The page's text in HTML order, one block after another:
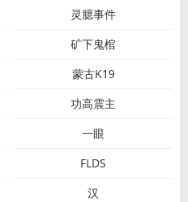
灵臆事件
矿下鬼棺
蒙古K19
功高震主
一眼
FLDS
汉